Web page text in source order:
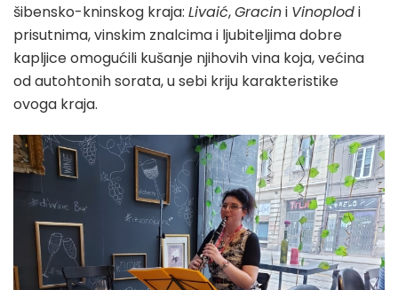
šibensko-kninskog kraja: Livaić,Gracini Vinoplodi
prisutnima, vinskim znalcima i ljubiteljima dobre
kapljice omogućili kušanje njihovih vina koja, većina
od autohtonih sorata, u sebi kriju karakteristike
ovoga kraja.